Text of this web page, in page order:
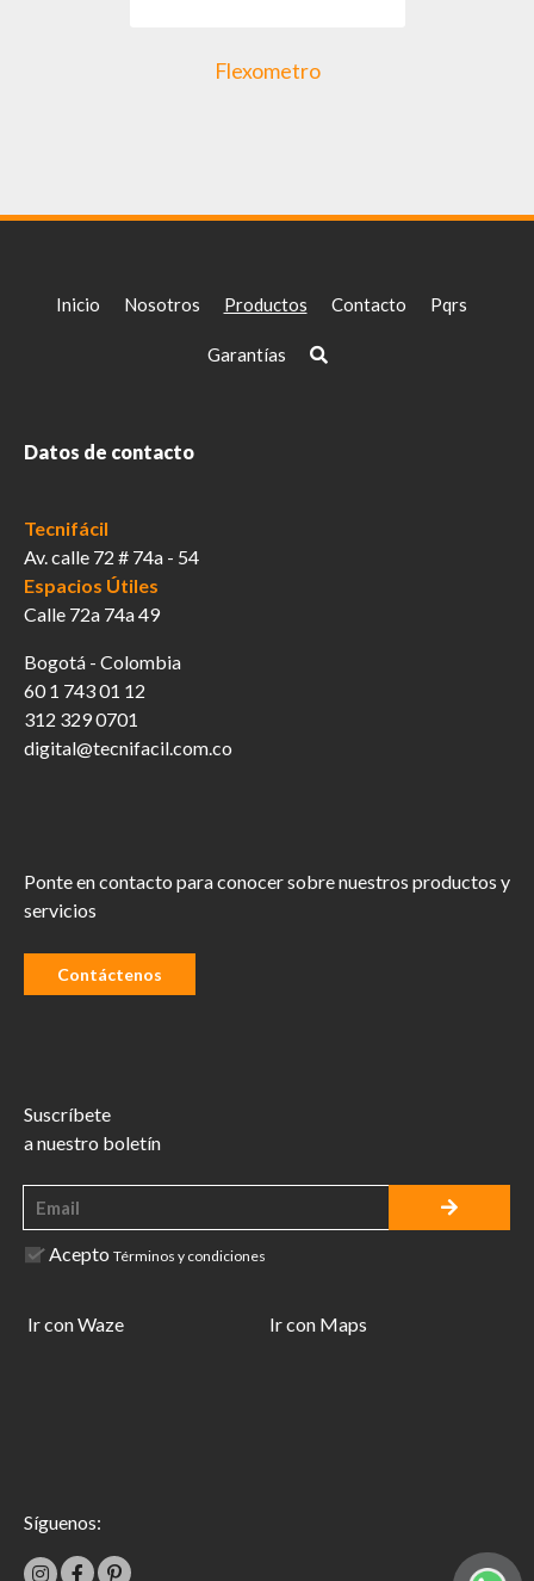
Flexometro
Inicio Nosotros Productos Contacto Pqrs
Garantías
Datos de contacto
Tecnifácil
Av. calle 72 # 74a - 54
Espacios Útiles
Calle 72a 74a 49
Bogotá - Colombia
60 1 743 01 12
312 329 0701
digital@tecnifacil.com.co
Ponte en contacto para conocer sobre nuestros productos y
servicios
Contáctenos
Suscríbete
a nuestro boletín
Acepto Términos y condiciones
Ir con Waze Ir con Maps
Síguenos: